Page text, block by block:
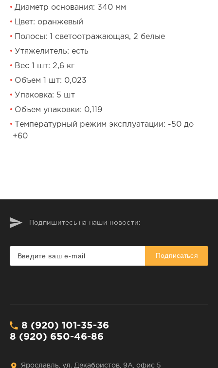
Диаметр основания: 340 мм
Цвет: оранжевый
Полосы: 1 светоотражающая, 2 белые
Утяжелитель: есть
Вес 1 шт: 2,6 кг
Объем 1 шт: 0,023
Упаковка: 5 шт
Объем упаковки: 0,119
Температурный режим эксплуатации: -50 до
+60
Подпишитесь на наши новости:
Подписаться
8 (920) 101-35-36
8 (920) 650-46-86
Ярославль, ул. Декабристов, 9А, офис 5